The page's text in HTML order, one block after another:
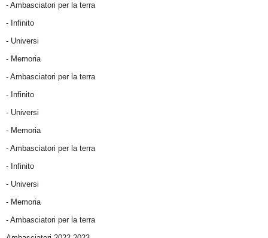
- Ambasciatori per la terra
- Infinito
- Universi
- Memoria
- Ambasciatori per la terra
- Infinito
- Universi
- Memoria
- Ambasciatori per la terra
- Infinito
- Universi
- Memoria
- Ambasciatori per la terra